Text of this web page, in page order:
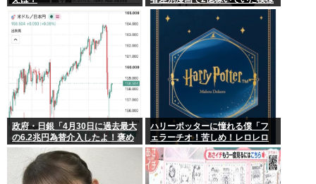
www
政府・日銀「4月30日に過去最大
の6.2兆円為替介入したよ！褒め
てよ！」
ハリーポッターに憧れる僕「フ
ェラーチオ！苦しめ！レロレロ
レロ」敵「うっ 」